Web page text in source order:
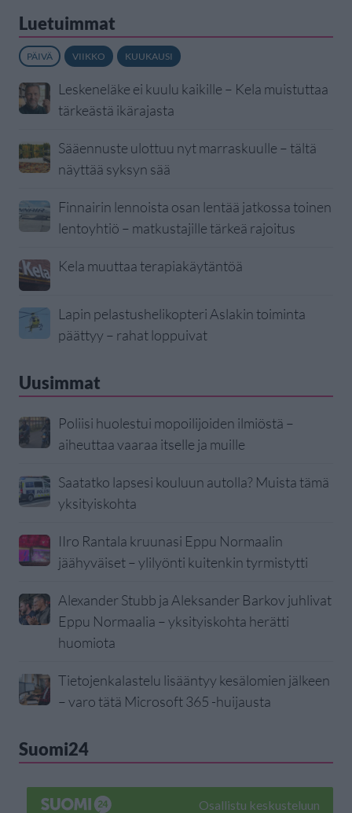
Luetuimmat
PÄIVÄ VIIKKO KUUKAUSI
Leskeneläke ei kuulu kaikille – Kela muistuttaa
tärkeästä ikärajasta
Sääennuste ulottuu nyt marraskuulle – tältä
näyttää syksyn sää
Finnairin lennoista osan lentää jatkossa toinen
lentoyhtiö – matkustajille tärkeä rajoitus
Kela muuttaa terapiakäytäntöä
Lapin pelastushelikopteri Aslakin toiminta
päättyy – rahat loppuivat
Uusimmat
Poliisi huolestui mopoilijoiden ilmiöstä –
aiheuttaa vaaraa itselle ja muille
Saatatko lapsesi kouluun autolla? Muista tämä
yksityiskohta
IIro Rantala kruunasi Eppu Normaalin
jäähyväiset – ylilyönti kuitenkin tyrmistytti
Alexander Stubb ja Aleksander Barkov juhlivat
Eppu Normaalia – yksityiskohta herätti
huomiota
Tietojenkalastelu lisääntyy kesälomien jälkeen
– varo tätä Microsoft 365 -huijausta
Suomi24